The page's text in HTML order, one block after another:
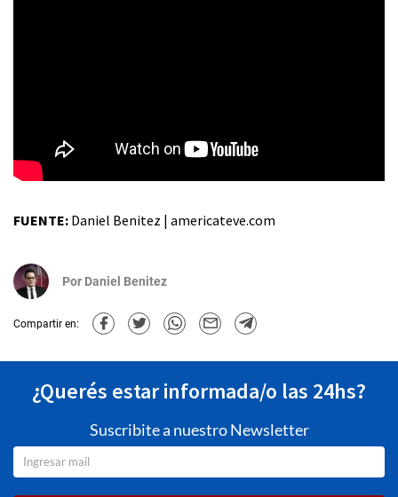
FUENTE: Daniel Benitez | americateve.com
Por Daniel Benitez
Compartir en:
¿Querés estar informada/o las 24hs?
Suscribite a nuestro Newsletter